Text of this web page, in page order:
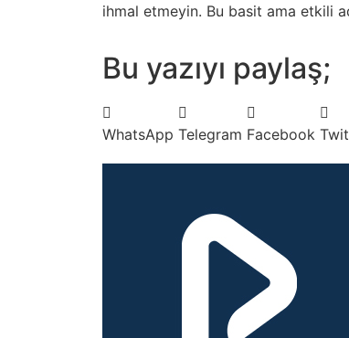
ihmal etmeyin. Bu basit ama etkili
Bu yazıyı paylaş;
WhatsApp Telegram Facebook